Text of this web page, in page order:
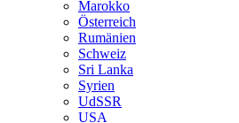
Marokko
Österreich
Rumänien
Schweiz
Sri Lanka
Syrien
UdSSR
USA